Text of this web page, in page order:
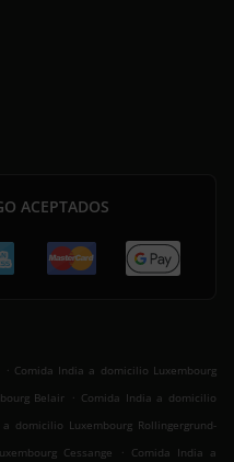
ACEPTADOS
. Comida India a domicilio Luxembourg
Belair . Comida India a domicilio
domicilio Luxembourg Rollingergrund-
Cessange . Comida India a